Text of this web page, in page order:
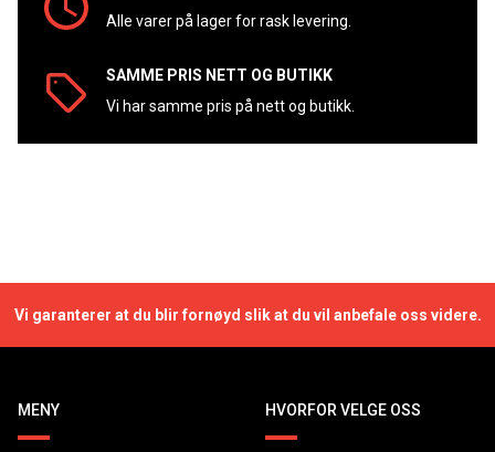
Alle varer på lager for rask levering.
SAMME PRIS NETT OG BUTIKK
Vi har samme pris på nett og butikk.
Vi garanterer at du blir fornøyd slik at du vil anbefale oss videre.
MENY HVORFOR VELGE OSS